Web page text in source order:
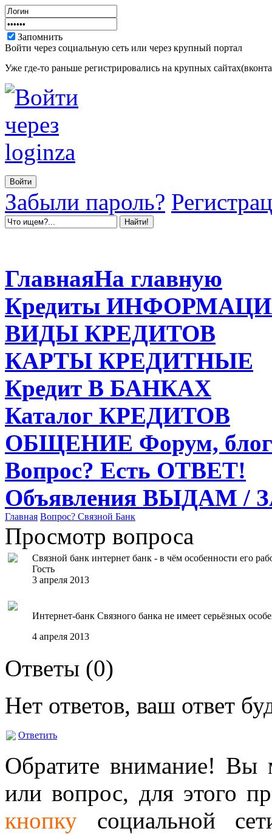
Запомнить
Войти через социальную сеть или через крупный портал
Уже где-то раньше регистрировались на крупных
Забыли пароль?
ГлавнаяНа главную
Кредиты
ВИДЫ КРЕДИТОВ
КАРТЫ КРЕДИТНЫЕ
Кредит В БАНКАХ
Каталог КРЕДИТОВ
ОБЩЕНИЕ Форум,
Вопрос? Есть ОТВЕТ!
Объявления ВЫДАМ /
Главная Вопрос? Связной Банк
Просмотр вопроса
Связной банк интернет банк - в чём особенности его
Гость
3 апреля 2013
Интернет-банк Связного банка не имеет серьёзных
4 апреля 2013
Ответы (0)
Нет ответов, ваш ответ
Ответить
Обратите внимание! Вы
или вопрос, для этого
кнопку социальной